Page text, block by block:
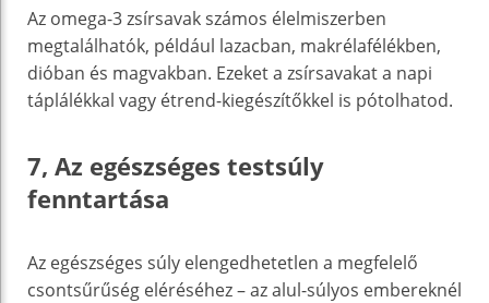
Az omega-3 zsírsavak számos élelmiszerben
megtalálhatók, például lazacban, makrélafélékben,
dióban és magvakban. Ezeket a zsírsavakat a napi
táplálékkal vagy étrend-kiegészítőkkel is pótolhatod.
7, Az egészséges testsúly
fenntartása
Az egészséges súly elengedhetetlen a megfelelő
csontsűrűség eléréséhez – az alul-súlyos embereknél